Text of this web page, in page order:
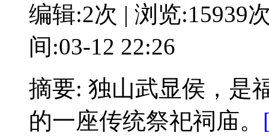
编辑:2次 | 浏览:15939
间:03-12 22:26
摘要: 独山武显侯，是
的一座传统祭祀祠庙。